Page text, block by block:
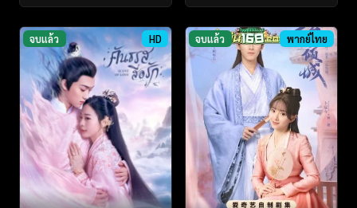
จบแล้ว HD จบแล้ว พากย์ไทย